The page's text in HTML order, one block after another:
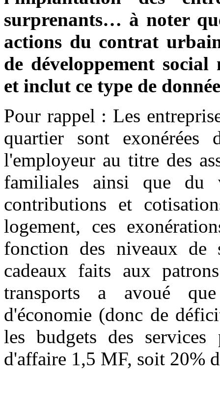
surprenants… à noter
actions du contrat
de développement
et inclut ce type de
Pour rappel : Les
quartier sont
l'employeur au titre des
familiales ainsi que du
contributions et
logement, ces
fonction des niveaux de
cadeaux faits aux
transports a avoué
d'économie (donc de
les budgets des
d'affaire 1,5 MF, soit 20%